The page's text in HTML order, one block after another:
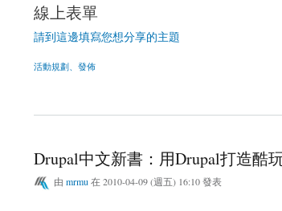
線上表單
請到這邊填寫您想分享的主題
活動規劃、發佈
Drupal中文新書：用Drupal打造酷
由 mrmu在 2010-04-09 (週五) 16:10 發表